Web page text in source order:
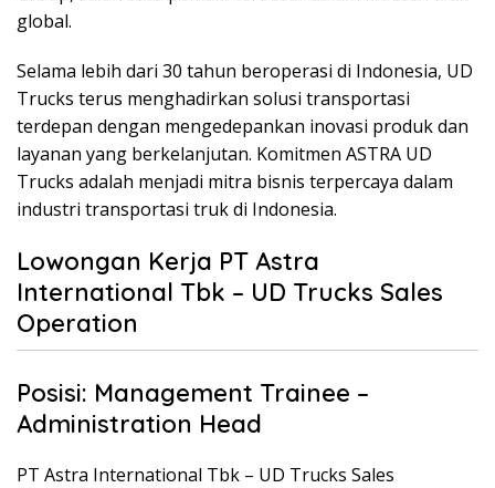
global.
Selama lebih dari 30 tahun beroperasi di Indonesia, UD
Trucks terus menghadirkan solusi transportasi
terdepan dengan mengedepankan inovasi produk dan
layanan yang berkelanjutan. Komitmen ASTRA UD
Trucks adalah menjadi mitra bisnis terpercaya dalam
industri transportasi truk di Indonesia.
Lowongan Kerja PT Astra
International Tbk – UD Trucks Sales
Operation
Posisi: Management Trainee –
Administration Head
PT Astra International Tbk – UD Trucks Sales